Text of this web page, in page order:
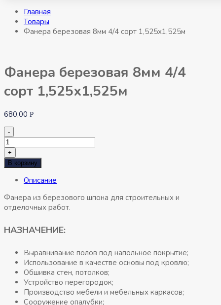
Главная
Товары
Фанера березовая 8мм 4/4 сорт 1,525х1,525м
Фанера березовая 8мм 4/4
сорт 1,525х1,525м
680,00 Р
-
Количество
товара
Фанера
березовая
8мм
сорт
1,525х1,525м
+
В корзину
Описание
Фанера из березового шпона для строительных и
отделочных работ.
НАЗНАЧЕНИЕ:
Выравнивание полов под напольное покрытие;
Использование в качестве основы под кровлю;
Обшивка стен, потолков;
Устройство перегородок;
Производство мебели и мебельных каркасов;
Сооружение опалубки;